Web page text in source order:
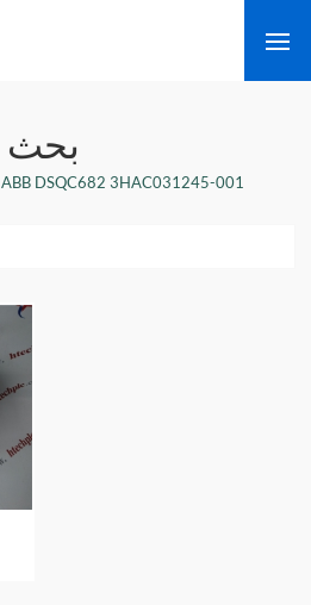
بحث
ABB DSQC682 3HAC031245-001